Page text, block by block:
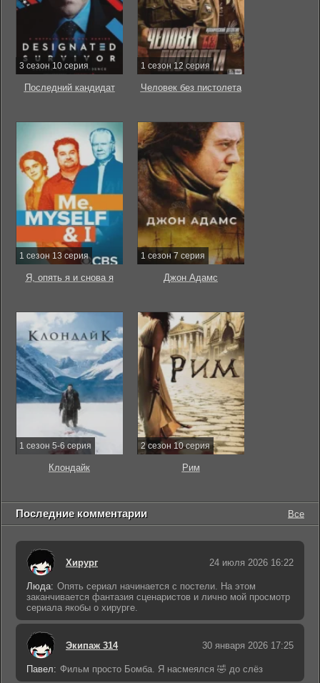
3 сезон 10 серия
Последний кандидат
1 сезон 12 серия
Человек без пистолета
1 сезон 13 серия
Я, опять я и снова я
1 сезон 7 серия
Джон Адамс
1 сезон 5-6 серия
Клондайк
2 сезон 10 серия
Рим
Последние комментарии Все
Хирург 24 июля 2026 16:22
Люда: Опять сериал начинается с постели. На этом
заканчивается фантазия сценаристов и лично мой просмотр
сериала якобы о хирурге.
Экипаж 314 30 января 2026 17:25
Павел: Фильм просто Бомба. Я насмеялся 🤣 до слёз